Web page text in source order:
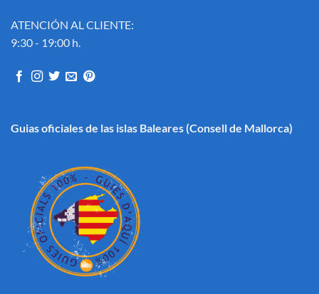
ATENCIÓN AL CLIENTE:
9:30 - 19:00 h.
Guias oficiales de las islas Baleares(Consell de Mallorca)